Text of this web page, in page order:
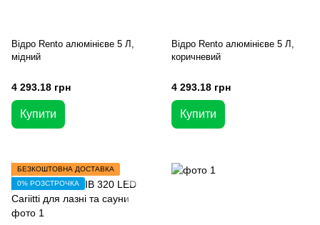
Відро Rento алюмінієве 5 Л,
мідний
4 293.18 грн
Купити
Відро Rento алюмінієве 5 Л,
коричневий
4 293.18 грн
Купити
БЕЗКОШТОВНА ДОСТАВКА
0% РОЗСТРОЧКА